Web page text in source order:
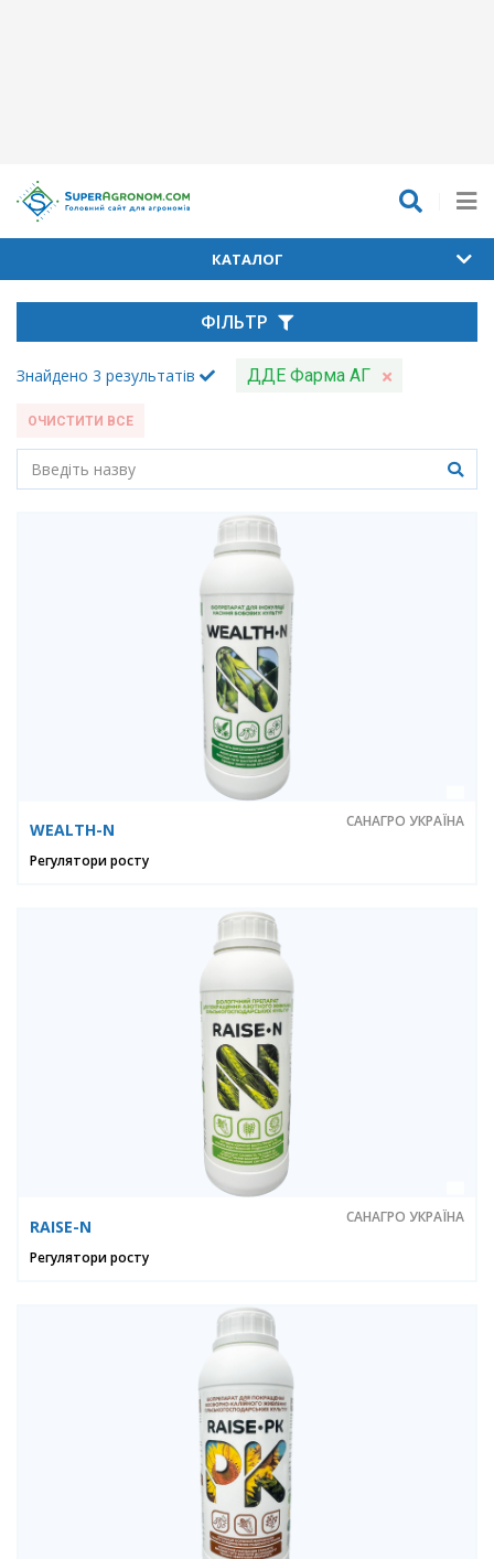
КАТАЛОГ
ФІЛЬТР
Знайдено 3 результатів ДДЕ Фарма АГ
ОЧИСТИТИ ВСЕ
WEALTH-N САНАГРО УКРАЇНА
Регулятори росту
RAISE-N САНАГРО УКРАЇНА
Регулятори росту